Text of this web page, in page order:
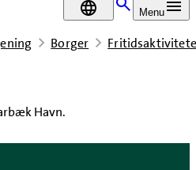
DA Menu
Borger
Havn.